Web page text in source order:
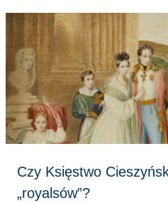
Czy Księstwo
„royalsów”?